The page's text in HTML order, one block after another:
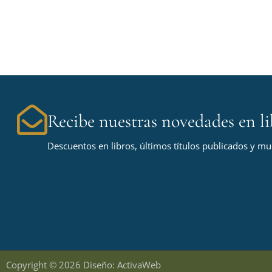
Recibe nuestras novedades en
Descuentos en libros, últimos títulos publicados y
Copyright © 2026 Diseño: ActivaWeb